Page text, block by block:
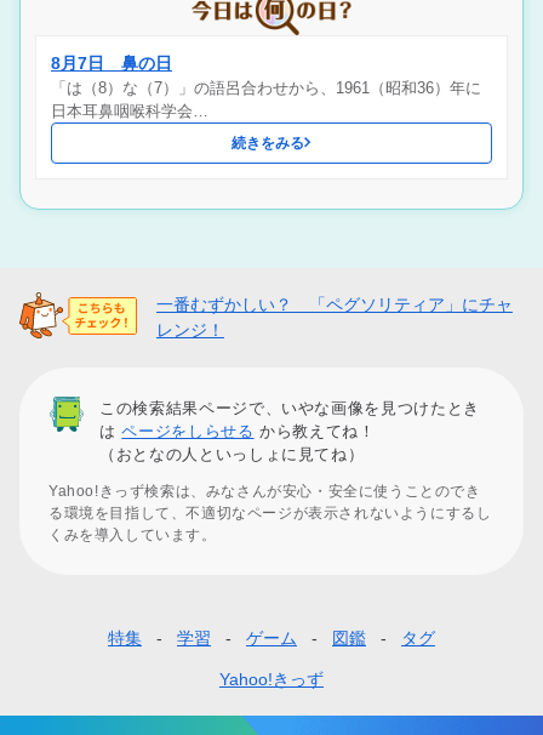
8月7日 鼻の日
「は（8）な（7）」の語呂合わせから、1961（昭和36）年に
日本耳鼻咽喉科学会…
続きをみる
一番むずかしい？ 「ペグソリティア」にチャ
レンジ！
この検索結果ページで、いやな画像を見つけたとき
はページをしらせる から教えてね！
（おとなの人といっしょに見てね）
Yahoo!きっず検索は、みなさんが安心・安全に使うことのでき
る環境を目指して、不適切なページが表示されないようにするし
くみを導入しています。
タ
特集 学習 ゲーム 図鑑 タグ
Yahoo!きっず